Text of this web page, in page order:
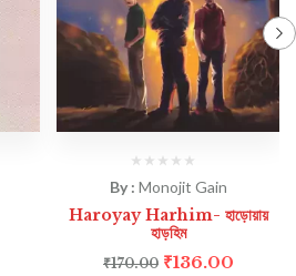
By : Monojit Gain
Haroyay Harhim- হাড়োয়ায়
হাড়হিম
₹170.00 ₹136.00